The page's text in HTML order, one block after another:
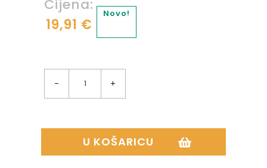
Cijena:
19,91 €
Novo!
- +
U KOŠARICU